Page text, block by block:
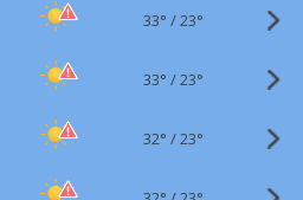
33° /23°
33° /23°
32° /23°